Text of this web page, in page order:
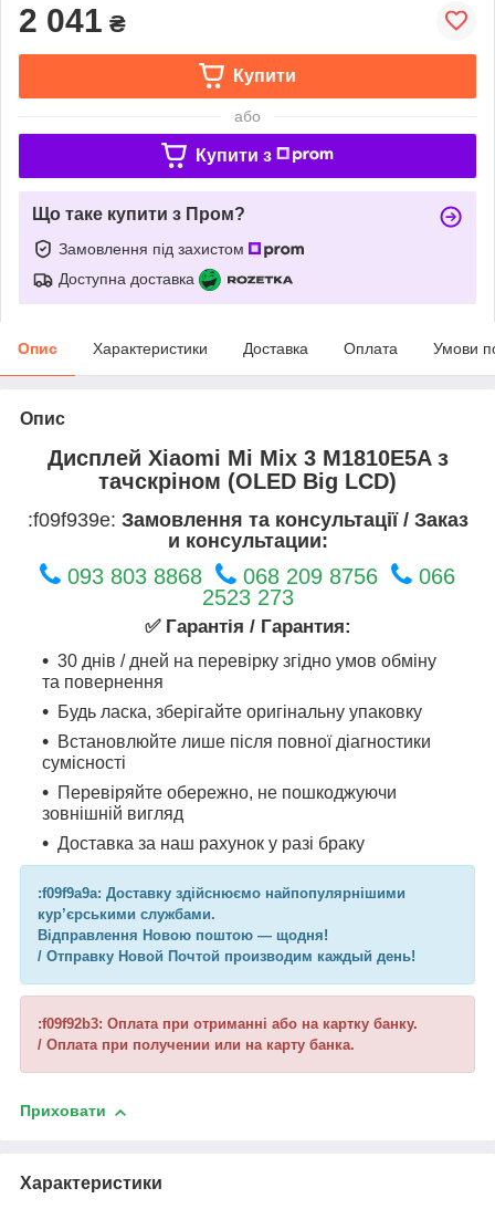
2 041 ₴
Купити
або
Купити з
Що таке купити з Пром?
Замовлення під захистом
Доступна доставка
Опис Характеристики Доставка Оплата Умови
Опис
Дисплей Xiaomi Mi Mix 3 M1810E5A з
тачскріном (OLED Big LCD)
:f09f939e: Замовлення та консультації / Заказ
и консультации:
093 803 8868 068 209 8756
066
2523 273
✅ Гарантія / Гарантия:
30 днів / дней на перевірку згідно умов обміну
та повернення
Будь ласка, зберігайте оригінальну упаковку
Встановлюйте лише після повної діагностики
сумісності
Перевіряйте обережно, не пошкоджуючи
зовнішній вигляд
Доставка за наш рахунок у разі браку
:f09f9a9a: Доставку здійснюємо найпопулярнішими
кур’єрськими службами.
Відправлення Новою поштою — щодня!
/ Отправку Новой Почтой производим каждый день!
:f09f92b3: Оплата при отриманні або на картку банку.
/ Оплата при получении или на карту банка.
Приховати
Характеристики